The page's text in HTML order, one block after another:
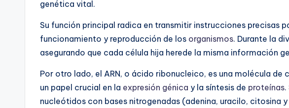
genética vital.
Su función principal radica en transmitir instrucciones precisas
funcionamiento y reproducción de los organismos. Durante la
asegurando que cada célula hija herede la misma información
Por otro lado, el ARN, o ácido ribonucleico, es una molécula de
un papel crucial en la expresión génica y la síntesis de proteínas
nucleótidos con bases nitrogenadas (adenina, uracilo, citosina